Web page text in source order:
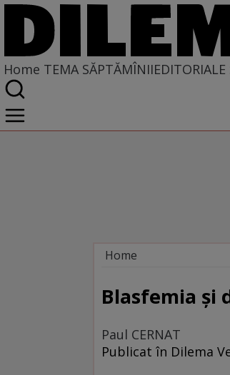
Home TEMA SĂPTĂMÎNII
Home
Blasfemia şi
Paul CERNAT
Publicat în Dilema